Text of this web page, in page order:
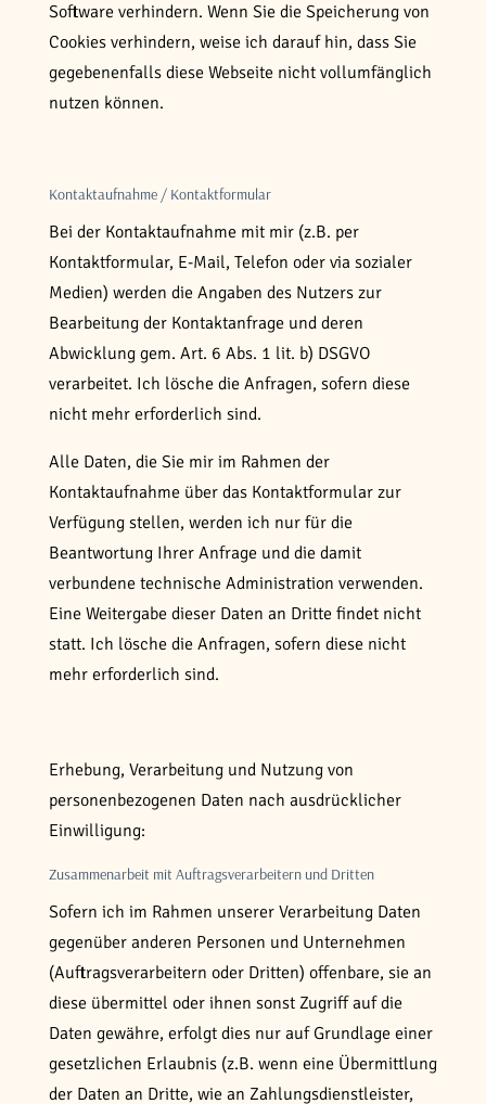
Software verhindern. Wenn Sie die Speicherung von
Cookies verhindern, weise ich darauf hin, dass Sie
gegebenenfalls diese Webseite nicht vollumfänglich
nutzen können.
Kontaktaufnahme / Kontaktformular
Bei der Kontaktaufnahme mit mir (z.B. per
Kontaktformular, E-Mail, Telefon oder via sozialer
Medien) werden die Angaben des Nutzers zur
Bearbeitung der Kontaktanfrage und deren
Abwicklung gem. Art. 6 Abs. 1 lit. b) DSGVO
verarbeitet. Ich lösche die Anfragen, sofern diese
nicht mehr erforderlich sind.
Alle Daten, die Sie mir im Rahmen der
Kontaktaufnahme über das Kontaktformular zur
Verfügung stellen, werden ich nur für die
Beantwortung Ihrer Anfrage und die damit
verbundene technische Administration verwenden.
Eine Weitergabe dieser Daten an Dritte findet nicht
statt. Ich lösche die Anfragen, sofern diese nicht
mehr erforderlich sind.
Erhebung, Verarbeitung und Nutzung von
personenbezogenen Daten nach ausdrücklicher
Einwilligung:
Zusammenarbeit mit Auftragsverarbeitern und Dritten
Sofern ich im Rahmen unserer Verarbeitung Daten
gegenüber anderen Personen und Unternehmen
(Auftragsverarbeitern oder Dritten) offenbare, sie an
diese übermittel oder ihnen sonst Zugriff auf die
Daten gewähre, erfolgt dies nur auf Grundlage einer
gesetzlichen Erlaubnis (z.B. wenn eine Übermittlung
der Daten an Dritte, wie an Zahlungsdienstleister,